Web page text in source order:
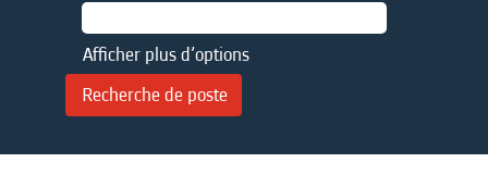
Afficher plus d’options